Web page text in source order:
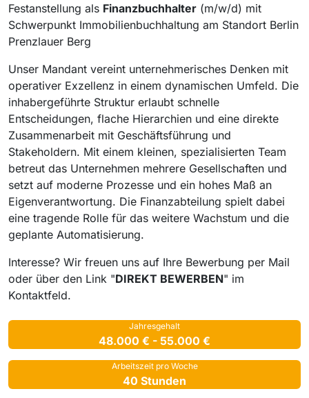
Festanstellung als Finanzbuchhalter (m/w/d) mit
Schwerpunkt Immobilienbuchhaltung am Standort Berlin
Prenzlauer Berg
Unser Mandant vereint unternehmerisches Denken mit
operativer Exzellenz in einem dynamischen Umfeld. Die
inhabergeführte Struktur erlaubt schnelle
Entscheidungen, flache Hierarchien und eine direkte
Zusammenarbeit mit Geschäftsführung und
Stakeholdern. Mit einem kleinen, spezialisierten Team
betreut das Unternehmen mehrere Gesellschaften und
setzt auf moderne Prozesse und ein hohes Maß an
Eigenverantwortung. Die Finanzabteilung spielt dabei
eine tragende Rolle für das weitere Wachstum und die
geplante Automatisierung.
Interesse? Wir freuen uns auf Ihre Bewerbung per Mail
oder über den Link "DIREKT BEWERBEN" im
Kontaktfeld.
Jahresgehalt
48.000 € - 55.000 €
Arbeitszeit pro Woche
40 Stunden